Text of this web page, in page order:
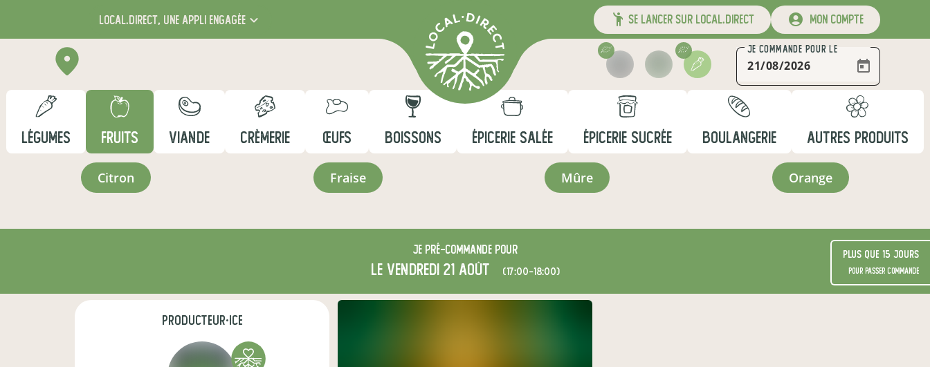
local.direct, une appli engagée se lancer sur local.direct mon compte
JE COMMANDE POUR LE
LÉGUMES FRUITS VIANDE CRÈMERIE ŒUFS BOISSONS ÉPICERIE SALÉE ÉPICERIE SUCRÉE BOULANGERIE AUTRES PRODUITS
citron fraise mûre orange
Je pré-commandepour
le vendredi 21 août (17:00-18:00)
Plus que 15 jours
pour passer commande
producteur·ice